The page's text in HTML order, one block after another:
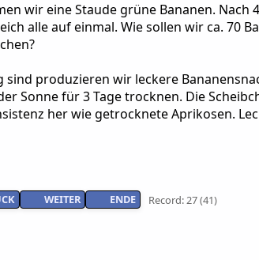
wir eine Staude grüne Bananen. Nach
alle auf einmal. Wie sollen wir ca. 70
sind produzieren wir leckere
Sonne für 3 Tage trocknen. Die
her wie getrocknete Aprikosen.
WEITER ENDE Record: 27 (41)